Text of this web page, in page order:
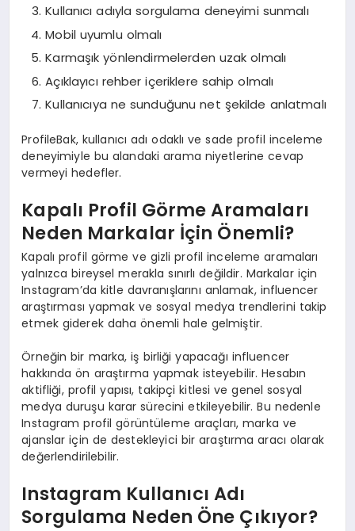
Kullanıcı adıyla sorgulama deneyimi sunmalı
Mobil uyumlu olmalı
Karmaşık yönlendirmelerden uzak olmalı
Açıklayıcı rehber içeriklere sahip olmalı
Kullanıcıya ne sunduğunu net şekilde anlatmalı
ProfileBak, kullanıcı adı odaklı ve sade profil inceleme
deneyimiyle bu alandaki arama niyetlerine cevap
vermeyi hedefler.
Kapalı Profil Görme Aramaları
Neden Markalar İçin Önemli?
Kapalı profil görme ve gizli profil inceleme aramaları
yalnızca bireysel merakla sınırlı değildir. Markalar için
Instagram’da kitle davranışlarını anlamak, influencer
araştırması yapmak ve sosyal medya trendlerini takip
etmek giderek daha önemli hale gelmiştir.
Örneğin bir marka, iş birliği yapacağı influencer
hakkında ön araştırma yapmak isteyebilir. Hesabın
aktifliği, profil yapısı, takipçi kitlesi ve genel sosyal
medya duruşu karar sürecini etkileyebilir. Bu nedenle
Instagram profil görüntüleme araçları, marka ve
ajanslar için de destekleyici bir araştırma aracı olarak
değerlendirilebilir.
Instagram Kullanıcı Adı
Sorgulama Neden Öne Çıkıyor?